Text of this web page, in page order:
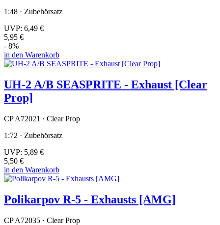
1:48 · Zubehörsatz
UVP: 6,49 €
5,95 €
- 8%
in den Warenkorb
UH-2 A/B SEASPRITE - Exhaust [Clear
Prop]
CP A72021 · Clear Prop
1:72 · Zubehörsatz
UVP: 5,89 €
5,50 €
in den Warenkorb
Polikarpov R-5 - Exhausts [AMG]
CP A72035 · Clear Prop